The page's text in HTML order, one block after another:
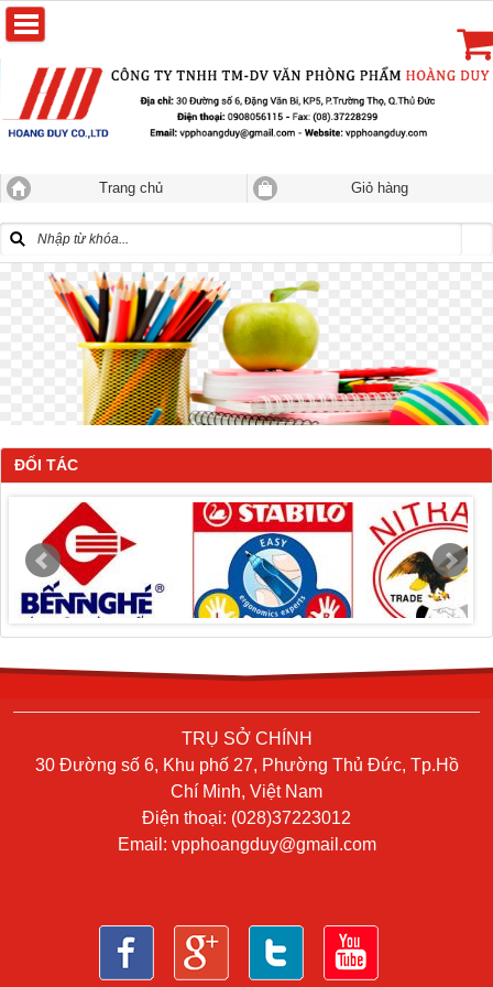
Trang chủ Giỏ hàng
ĐỐI TÁC
TRỤ SỞ CHÍNH
30 Đường số 6, Khu phố 27, Phường Thủ Đức, Tp.Hồ
Chí Minh, Việt Nam
Điện thoại: (028)37223012
Email: vpphoangduy@gmail.com